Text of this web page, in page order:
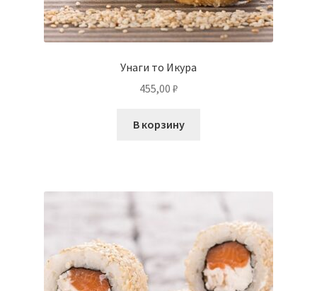
Унаги то Икура
455,00 ₽
В корзину